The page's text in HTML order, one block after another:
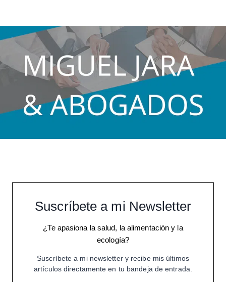
Suscríbete a mi Newsletter
¿Te apasiona la salud, la alimentación y la
ecología?
Suscríbete a mi newsletter y recibe mis últimos
artículos directamente en tu bandeja de entrada.